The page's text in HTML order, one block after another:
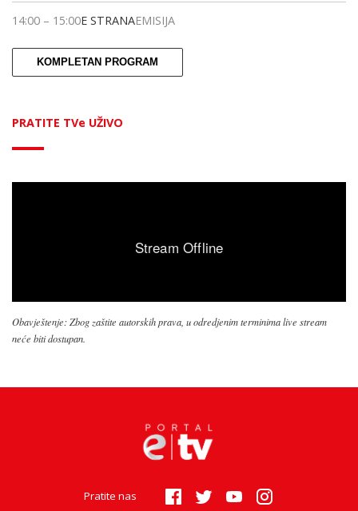
14:00 – 15:00E STRANAEMISIJA
KOMPLETAN PROGRAM
PRATITE TVe UŽIVO
Obavještenje: Zbog zaštite autorskih prava, u odredjenim terminima live stream
neće biti dostupan.
Pratite nas